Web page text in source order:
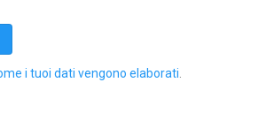
i tuoi dati vengono elaborati